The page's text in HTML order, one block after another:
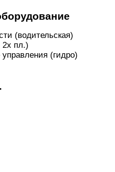
(водительская)
2х пл.)
(гидро)